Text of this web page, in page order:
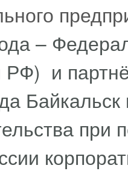
–
и
при